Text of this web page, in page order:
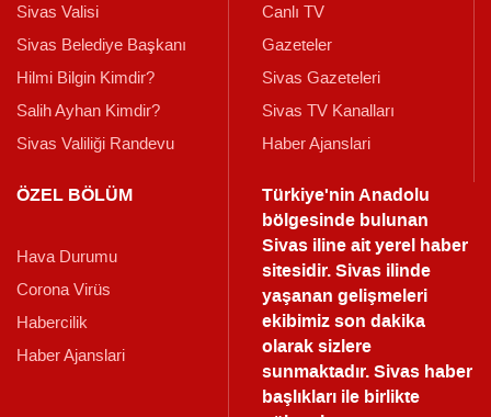
Sivas Valisi
Sivas Belediye Başkanı
Hilmi Bilgin Kimdir?
Salih Ayhan Kimdir?
Sivas Valiliği Randevu
Canlı TV
Gazeteler
Sivas Gazeteleri
Sivas TV Kanalları
Haber Ajanslari
ÖZEL BÖLÜM
Hava Durumu
Corona Virüs
Habercilik
Haber Ajanslari
Türkiye'nin Anadolu
bölgesinde bulunan
Sivas iline ait yerel haber
sitesidir. Sivas ilinde
yaşanan gelişmeleri
ekibimiz son dakika
olarak sizlere
sunmaktadır.Sivas haber
başlıkları ile birlikte